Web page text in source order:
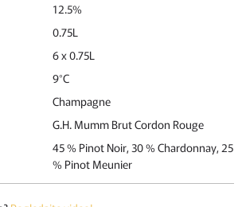
12.5%
0.75L
6 x 0.75L
9°C
Champagne
G.H. Mumm Brut Cordon Rouge
45 % Pinot Noir, 30 % Chardonnay, 25
% Pinot Meunier